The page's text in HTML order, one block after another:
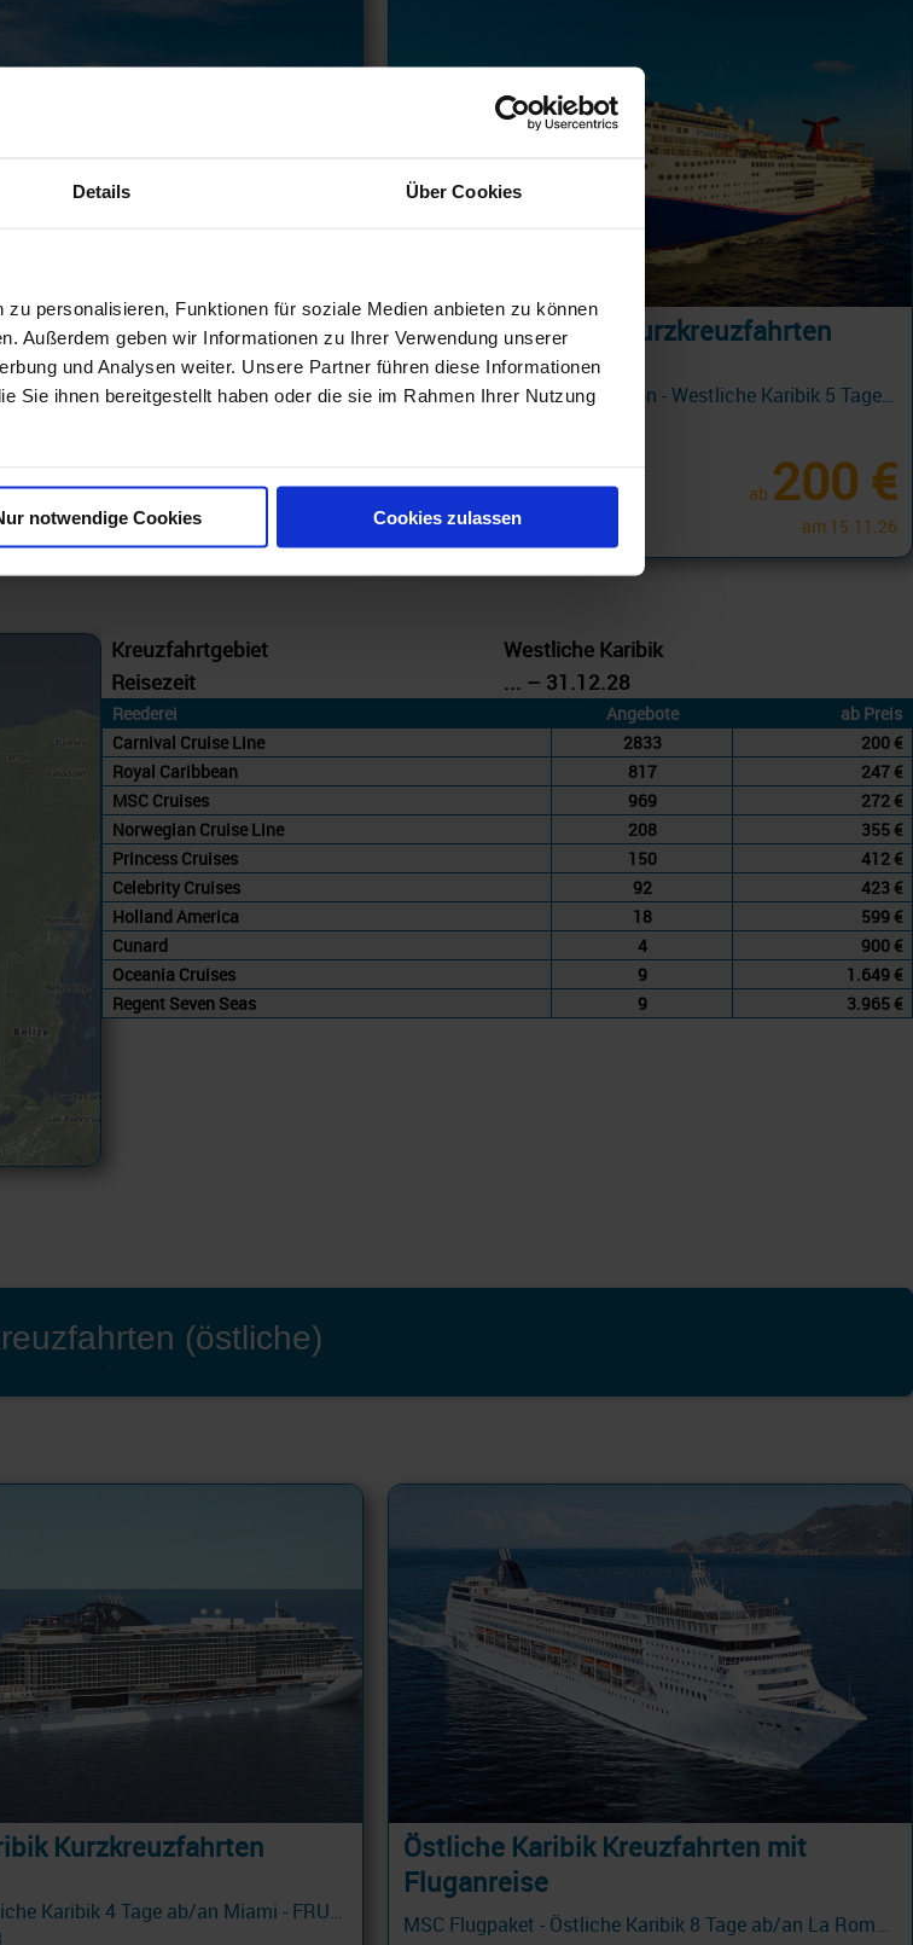
Details Über Cookies
personalisieren, Funktionen für soziale Medien anbieten zu können
Außerdem geben wir Informationen zu Ihrer Verwendung unserer
und Analysen weiter. Unsere Partner führen diese Informationen
Sie ihnen bereitgestellt haben oder die sie im Rahmen Ihrer Nutzung
notwendige Cookies Cookies zulassen
Kreuzfahrten ab
Carnival Cruiseline Promotion - Westliche Karibik 7 Tage ab/an Miami + Fun Rate mit Cashback
332 €
am 29.11.26
Westliche Karibik Kurzkreuzfahrten
Carnival Cruiseline Promotion - Westliche Karibik 5 Tage ab/an Tampa + Fun Rate mit Cashback
ab 200 €
am 15.11.26
Kreuzfahrtgebiet
Westliche Karibik
Reisezeit
... – 31.12.28
Reederei Angebote
ab Preis
Carnival Cruise Line
2833
200 €
Royal Caribbean
817
247 €
MSC Cruises
969
272 €
Norwegian Cruise Line
208
355 €
Princess Cruises
150
412 €
Celebrity Cruises
92
423 €
Holland America
18
599 €
Cunard
4
900 €
Oceania Cruises
9
1.649 €
Regent Seven Seas
9 3.965 €
(östliche)
Kurzkreuzfahrten
MSC Paket - Östliche Karibik 4 Tage ab/an Miami - FRUEHBUCHER mit Cashback
Östliche Karibik Kreuzfahrten mit
Fluganreise
MSC Flugpaket - Östliche Karibik 8 Tage ab/an La Romana - PROMO FLUG mit Cashback